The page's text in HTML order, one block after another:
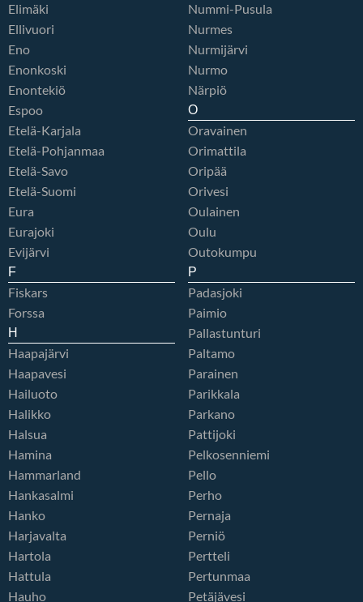
Elimäki
Ellivuori
Eno
Enonkoski
Enontekiö
Espoo
Etelä-Karjala
Etelä-Pohjanmaa
Etelä-Savo
Etelä-Suomi
Eura
Eurajoki
Evijärvi
F
Fiskars
Forssa
H
Haapajärvi
Haapavesi
Hailuoto
Halikko
Halsua
Hamina
Hammarland
Hankasalmi
Hanko
Harjavalta
Hartola
Hattula
Hauho
Nummi-Pusula
Nurmes
Nurmijärvi
Nurmo
Närpiö
O
Oravainen
Orimattila
Oripää
Orivesi
Oulainen
Oulu
Outokumpu
P
Padasjoki
Paimio
Pallastunturi
Paltamo
Parainen
Parikkala
Parkano
Pattijoki
Pelkosenniemi
Pello
Perho
Pernaja
Perniö
Pertteli
Pertunmaa
Petäjävesi